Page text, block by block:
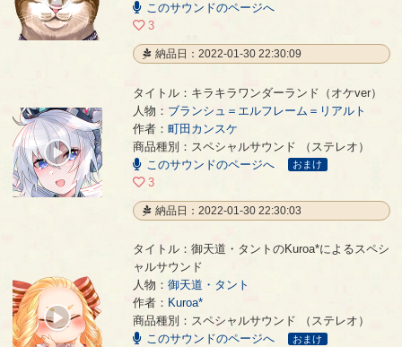
このサウンドのページへ
3
納品日：2022-01-30 22:30:09
キラキラワンダーランド（オケver） - 町田カンスケ
タイトル：キラキラワンダーランド（オケver）
人物： ブランシュ＝エルフレーム＝リアルト
作者： 町田カンスケ
商品種別：スペシャルサウンド （ステレオ）
このサウンドのページへ
おまけ
3
納品日：2022-01-30 22:30:03
御天道・タントのKuroa*によるスペシャルサウンド
00:00
05:29
タイトル：御天道・タントのKuroa*によるスペシ
ャルサウンド
人物： 御天道・タント
作者： Kuroa*
商品種別：スペシャルサウンド （ステレオ）
このサウンドのページへ
おまけ